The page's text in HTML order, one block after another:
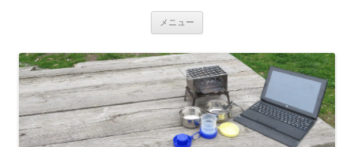
メニュー
ン
ツ
へ
ス
キ
ッ
プ